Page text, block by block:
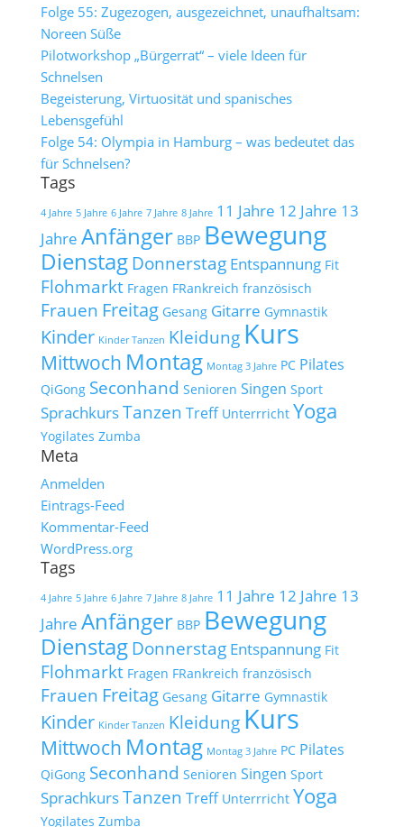
Folge 55: Zugezogen, ausgezeichnet, unaufhaltsam:
Noreen Süße
Pilotworkshop „Bürgerrat“ – viele Ideen für
Schnelsen
Begeisterung, Virtuosität und spanisches
Lebensgefühl
Folge 54: Olympia in Hamburg – was bedeutet das
für Schnelsen?
Tags
4 Jahre 5 Jahre 6 Jahre 7 Jahre 8 Jahre 11 Jahre 12 Jahre 13
Jahre Anfänger BBP Bewegung
Dienstag Donnerstag Entspannung Fit
Flohmarkt Fragen FRankreich französisch
Frauen Freitag Gesang Gitarre Gymnastik
Kinder Kinder Tanzen Kleidung Kurs
Mittwoch Montag Montag 3 Jahre PC Pilates
QiGong Seconhand Senioren Singen Sport
SprachkursTanzen Treff Unterrricht Yoga
Yogilates Zumba
Meta
Anmelden
Eintrags-Feed
Kommentar-Feed
WordPress.org
Tags
4 Jahre 5 Jahre 6 Jahre 7 Jahre 8 Jahre 11 Jahre 12 Jahre 13
Jahre Anfänger BBP Bewegung
Dienstag Donnerstag Entspannung Fit
Flohmarkt Fragen FRankreich französisch
Frauen Freitag Gesang Gitarre Gymnastik
Kinder Kinder Tanzen Kleidung Kurs
Mittwoch Montag Montag 3 Jahre PC Pilates
QiGong Seconhand Senioren Singen Sport
SprachkursTanzen Treff Unterrricht Yoga
Yogilates Zumba